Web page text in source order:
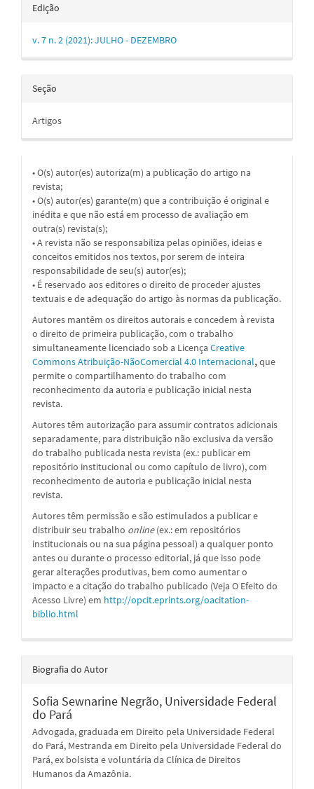
Edição
v. 7 n. 2 (2021): JULHO - DEZEMBRO
Seção
Artigos
• O(s) autor(es) autoriza(m) a publicação do artigo na
revista;
• O(s) autor(es) garante(m) que a contribuição é original e
inédita e que não está em processo de avaliação em
outra(s) revista(s);
• A revista não se responsabiliza pelas opiniões, ideias e
conceitos emitidos nos textos, por serem de inteira
responsabilidade de seu(s) autor(es);
• É reservado aos editores o direito de proceder ajustes
textuais e de adequação do artigo às normas da publicação.
Autores mantêm os direitos autorais e concedem à revista
o direito de primeira publicação, com o trabalho
simultaneamente licenciado sob a Licença Creative
Commons Atribuição-NãoComercial 4.0 Internacional,que
permite o compartilhamento do trabalho com
reconhecimento da autoria e publicação inicial nesta
revista.
Autores têm autorização para assumir contratos adicionais
separadamente, para distribuição não exclusiva da versão
do trabalho publicada nesta revista (ex.: publicar em
repositório institucional ou como capítulo de livro), com
reconhecimento de autoria e publicação inicial nesta
revista.
Autores têm permissão e são estimulados a publicar e
distribuir seu trabalho online(ex.: em repositórios
institucionais ou na sua página pessoal) a qualquer ponto
antes ou durante o processo editorial, já que isso pode
gerar alterações produtivas, bem como aumentar o
impacto e a citação do trabalho publicado (Veja O Efeito do
Acesso Livre) em http://opcit.eprints.org/oacitation-
biblio.html
Biografia do Autor
Sofia Sewnarine Negrão, Universidade Federal
do Pará
Advogada, graduada em Direito pela Universidade Federal
do Pará, Mestranda em Direito pela Universidade Federal do
Pará, ex bolsista e voluntária da Clínica de Direitos
Humanos da Amazônia.